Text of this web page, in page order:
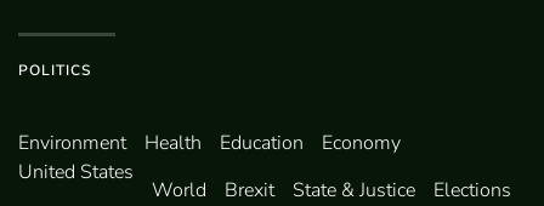
POLITICS
Environ­ment Health Education
Economy
United States
World Brexit State & Justice Elections